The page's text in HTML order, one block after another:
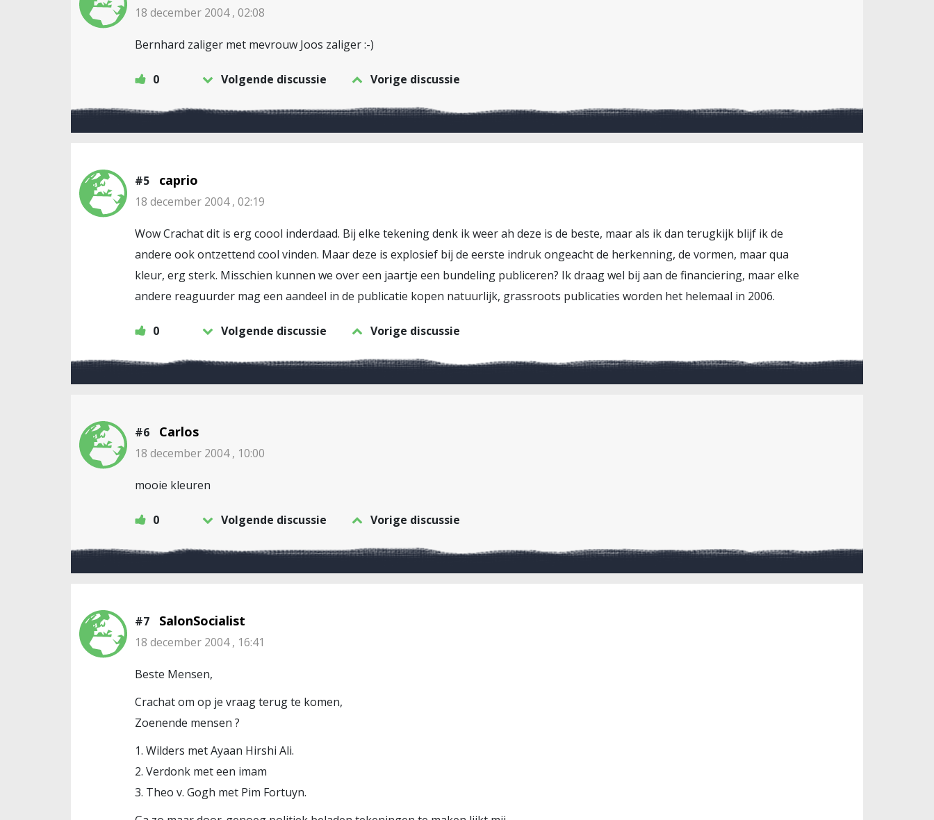
18 december 2004 , 02:08
Bernhard zaliger met mevrouw Joos zaliger :-)
0 Volgende discussie Vorige discussie
#5 caprio
18 december 2004 , 02:19
Wow Crachat dit is erg coool inderdaad. Bij elke tekening denk ik weer ah deze is de beste, maar als ik dan terugkijk blijf ik de
andere ook ontzettend cool vinden. Maar deze is explosief bij de eerste indruk ongeacht de herkenning, de vormen, maar qua
kleur, erg sterk. Misschien kunnen we over een jaartje een bundeling publiceren? Ik draag wel bij aan de financiering, maar elke
andere reaguurder mag een aandeel in de publicatie kopen natuurlijk, grassroots publicaties worden het helemaal in 2006.
0 Volgende discussie Vorige discussie
#6 Carlos
18 december 2004 , 10:00
mooie kleuren
0 Volgende discussie Vorige discussie
#7 SalonSocialist
18 december 2004 , 16:41
Beste Mensen,
Crachat om op je vraag terug te komen,
Zoenende mensen ?
1. Wilders met Ayaan Hirshi Ali.
2. Verdonk met een imam
3. Theo v. Gogh met Pim Fortuyn.